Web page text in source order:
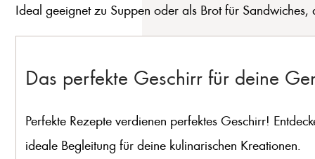
Ideal geeignet zu Suppen oder als Brot für Sandwiches,
Das perfekte Geschirr für deine
Perfekte Rezepte verdienen perfektes Geschirr!
ideale Begleitung für deine kulinarischen Kreationen.